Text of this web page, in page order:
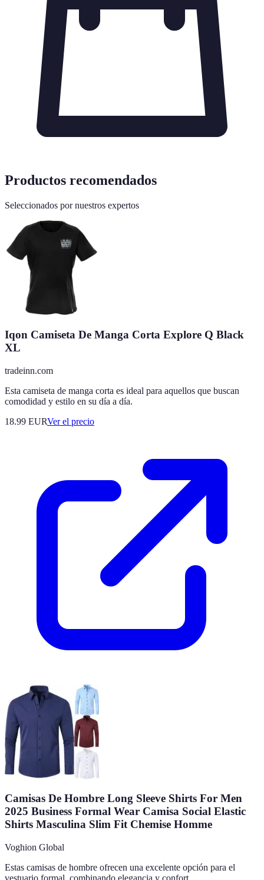
Productos recomendados
Seleccionados por nuestros expertos
Iqon Camiseta De Manga Corta Explore Q Black
XL
tradeinn.com
Esta camiseta de manga corta es ideal para aquellos que buscan
comodidad y estilo en su día a día.
18.99 EURVer el precio
Camisas De Hombre Long Sleeve Shirts For Men
2025 Business Formal Wear Camisa Social Elastic
Shirts Masculina Slim Fit Chemise Homme
Voghion Global
Estas camisas de hombre ofrecen una excelente opción para el
vestuario formal, combinando elegancia y confort.